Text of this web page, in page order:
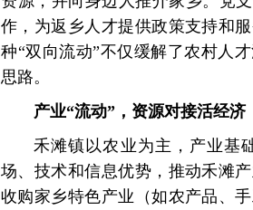
作，为返乡人才提供政策支持和
种“双向流动”不仅缓解了农村人
思路。
产业“流动”，资源对接活经济
禾滩镇以农业为主，产业基
场、技术和信息优势，推动禾滩
收购家乡特色产业（如农产品、